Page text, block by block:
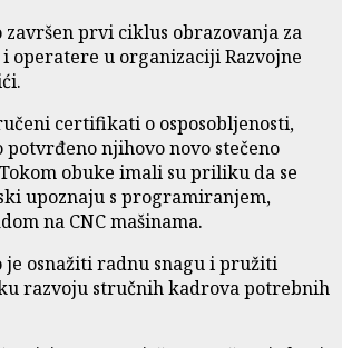
završen prvi ciklus obrazovanja za
operatere u organizaciji Razvojne
certifikati o osposobljenosti,
potvrđeno njihovo novo stečeno
obuke imali su priliku da se
upoznaju s programiranjem,
na CNC mašinama.
osnažiti radnu snagu i pružiti
razvoju stručnih kadrova potrebnih